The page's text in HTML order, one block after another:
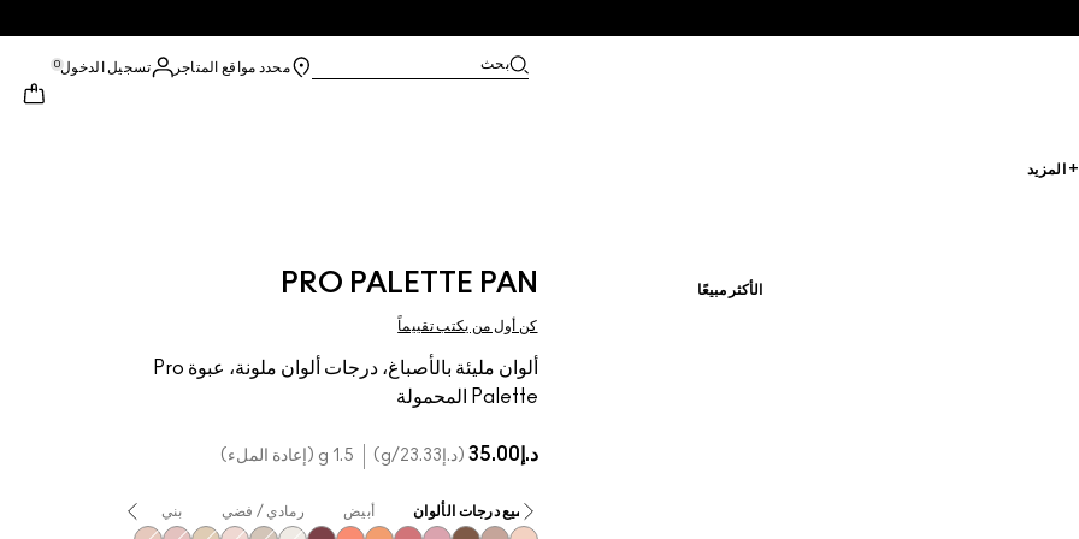
بحث محدد مواقع المتاجر تسجيل الدخول0
المزيد
PRO PALETTE PAN
كن أول من يكتب تقييماً
ألوان مليئة بالأصباغ، درجات ألوان ملونة، عبوة Pro
Palette المحمولة
الأكثر مبيعًا
د.إ35.00 د.إ23.33 /g 1.5 g (إعادة الملء)
جميع درجات الألوان أبيض رمادي / فضي بني